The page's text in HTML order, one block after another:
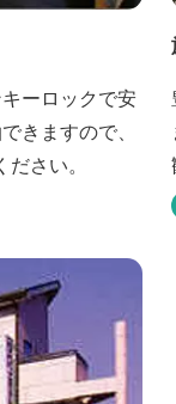
ーロックで安
きますので、
さい。